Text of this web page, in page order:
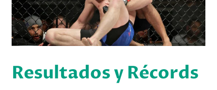
Resultados y Récords